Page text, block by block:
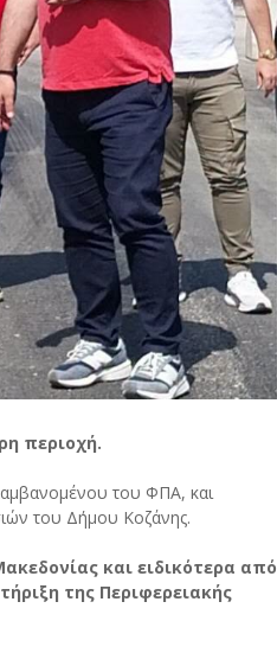
περιοχή.
του ΦΠΑ, και
του Δήμου Κοζάνης.
και ειδικότερα από
της Περιφερειακής